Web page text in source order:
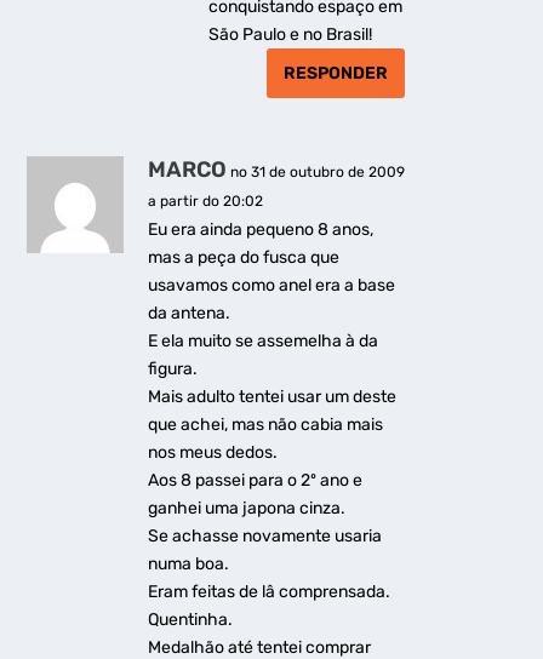
conquistando espaço em
São Paulo e no Brasil!
RESPONDER
MARCO no 31 de outubro de 2009
a partir do 20:02
Eu era ainda pequeno 8 anos,
mas a peça do fusca que
usavamos como anel era a base
da antena.
E ela muito se assemelha à da
figura.
Mais adulto tentei usar um deste
que achei, mas não cabia mais
nos meus dedos.
Aos 8 passei para o 2º ano e
ganhei uma japona cinza.
Se achasse novamente usaria
numa boa.
Eram feitas de lâ comprensada.
Quentinha.
Medalhão até tentei comprar